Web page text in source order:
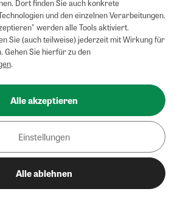
Dort finden Sie auch konkrete
und den einzelnen Verarbeitungen.
werden alle Tools aktiviert.
Sie (auch teilweise) jederzeit mit Wirkung für
Gehen Sie hierfür zu den
.
Alle akzeptieren
Einstellungen
Alle ablehnen